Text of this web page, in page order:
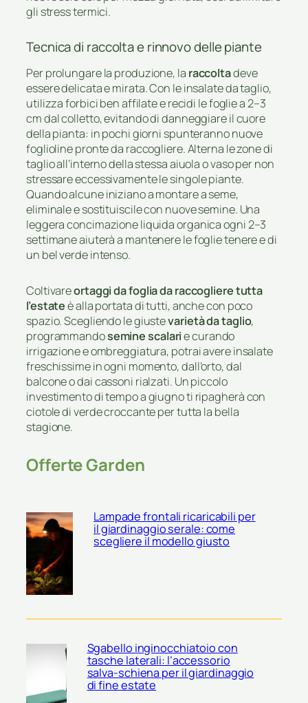
gli stress termici.
Tecnica di raccolta e rinnovo delle piante
Per prolungare la produzione, la raccoltadeve
essere delicata e mirata. Con le insalate da taglio,
utilizza forbici ben affilate e recidi le foglie a 2–3
cm dal colletto, evitando di danneggiare il cuore
della pianta: in pochi giorni spunteranno nuove
foglioline pronte da raccogliere. Alterna le zone di
taglio all’interno della stessa aiuola o vaso per non
stressare eccessivamente le singole piante.
Quando alcune iniziano a montare a seme,
eliminale e sostituiscile con nuove semine. Una
leggera concimazione liquida organica ogni 2–3
settimane aiuterà a mantenere le foglie tenere e di
un bel verde intenso.
Coltivareortaggi da foglia da raccogliere tutta
l’estateè alla portata di tutti, anche con poco
spazio. Scegliendo le giustevarietà da taglio,
programmandosemine scalarie curando
irrigazione e ombreggiatura, potrai avere insalate
freschissime in ogni momento, dall’orto, dal
balcone o dai cassoni rialzati. Un piccolo
investimento di tempo a giugno ti ripagherà con
ciotole di verde croccante per tutta la bella
stagione.
Offerte Garden
Lampade frontali ricaricabili per
il giardinaggio serale: come
scegliere il modello giusto
Sgabello inginocchiatoio con
tasche laterali: l’accessorio
salva-schiena per il giardinaggio
di fine estate